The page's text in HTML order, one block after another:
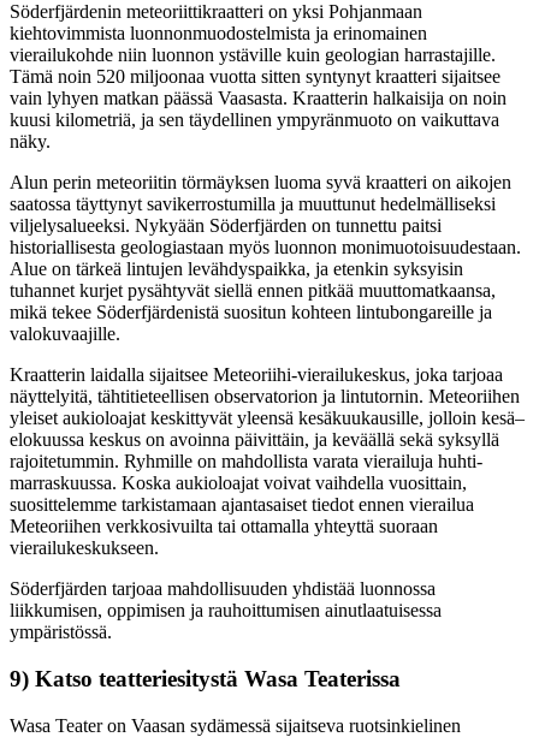
Söderfjärdenin meteoriittikraatteri on yksi Pohjanmaan
kiehtovimmista luonnonmuodostelmista ja erinomainen
vierailukohde niin luonnon ystäville kuin geologian harrastajille.
Tämä noin 520 miljoonaa vuotta sitten syntynyt kraatteri sijaitsee
vain lyhyen matkan päässä Vaasasta. Kraatterin halkaisija on noin
kuusi kilometriä, ja sen täydellinen ympyränmuoto on vaikuttava
näky.​
Alun perin meteoriitin törmäyksen luoma syvä kraatteri on aikojen
saatossa täyttynyt savikerrostumilla ja muuttunut hedelmälliseksi
viljelysalueeksi. Nykyään Söderfjärden on tunnettu paitsi
historiallisesta geologiastaan myös luonnon monimuotoisuudestaan.
Alue on tärkeä lintujen levähdyspaikka, ja etenkin syksyisin
tuhannet kurjet pysähtyvät siellä ennen pitkää muuttomatkaansa,
mikä tekee Söderfjärdenistä suositun kohteen lintubongareille ja
valokuvaajille.​
Kraatterin laidalla sijaitsee Meteoriihi-vierailukeskus, joka tarjoaa
näyttelyitä, tähtitieteellisen observatorion ja lintutornin. Meteoriihen
yleiset aukioloajat keskittyvät yleensä kesäkuukausille, jolloin kesä–
elokuussa keskus on avoinna päivittäin, ja keväällä sekä syksyllä
rajoitetummin. Ryhmille on mahdollista varata vierailuja huhti-
marraskuussa. Koska aukioloajat voivat vaihdella vuosittain,
suosittelemme tarkistamaan ajantasaiset tiedot ennen vierailua
Meteoriihen verkkosivuilta tai ottamalla yhteyttä suoraan
vierailukeskukseen.​
Söderfjärden tarjoaa mahdollisuuden yhdistää luonnossa
liikkumisen, oppimisen ja rauhoittumisen ainutlaatuisessa
ympäristössä.
9) Katso teatteriesitystä Wasa Teaterissa
Wasa Teater on Vaasan sydämessä sijaitseva ruotsinkielinen